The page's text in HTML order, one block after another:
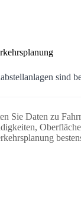
sind
Sie Daten zu